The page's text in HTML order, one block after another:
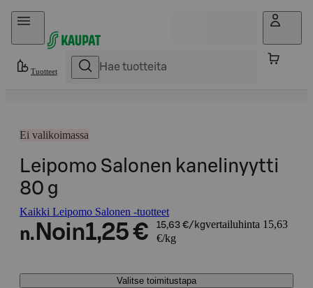
Hyppää sisältöön
Tuotteet
Ei valikoimassa
Leipomo Salonen kanelinyytti
80 g
Kaikki Leipomo Salonen -tuotteet
n. Noin1,25 € 15,63 €/kgvertailuhinta 15,63
€/kg
Valitse toimitustapa